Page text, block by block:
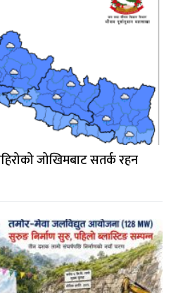
जोखिमबाट सतर्क रहन